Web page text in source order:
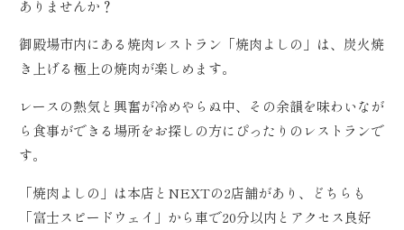
ありませんか？
御殿場市内にある焼肉レストラン「焼肉よしの」は、炭火焼
き上げる極上の焼肉が楽しめます。
レースの熱気と興奮が冷めやらぬ中、その余韻を味わいなが
ら食事ができる場所をお探しの方にぴったりのレストランで
す。
「焼肉よしの」は本店とNEXTの2店舗があり、どちらも
「富士スピードウェイ」から車で20分以内とアクセス良好